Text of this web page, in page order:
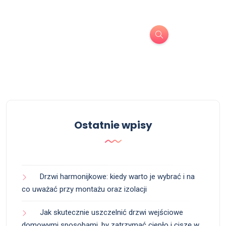
Ostatnie wpisy
Drzwi harmonijkowe: kiedy warto je wybrać i na
co uważać przy montażu oraz izolacji
Jak skutecznie uszczelnić drzwi wejściowe